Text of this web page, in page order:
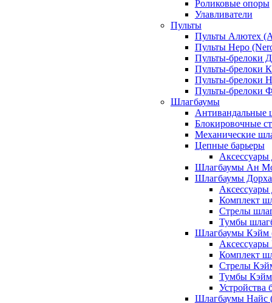
Роликовые опоры
Улавливатели
Пульты
Пульты Алютех
Пульты Неро
Пульты-брелоки
Пульты-брелоки
Пульты-брелоки
Пульты-брелоки
Шлагбаумы
Антивандальные
Блокировочные
Механические
Цепные барьеры
Аксессуары
Шлагбаумы Ан
Шлагбаумы
Комплект
Стрелы
Тумбы
Шлагбаумы Кэйм
Комплект
Стрелы
Тумбы
Устройства
Шлагбаумы Найс